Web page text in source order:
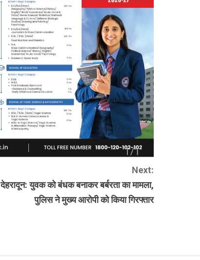
Next:
देहरादून: युवक को बंधक बनाकर बर्बरता का मामला,
पुलिस ने मुख्य आरोपी को किया गिरफ्तार